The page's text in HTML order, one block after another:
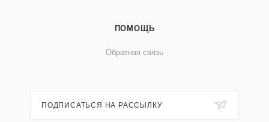
ПОМОЩЬ
Обратная связь
ПОДПИСАТЬСЯ НА РАССЫЛКУ